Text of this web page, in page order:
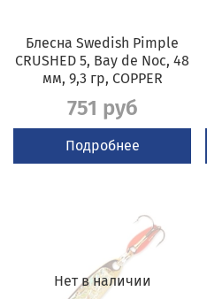
Блесна Swedish Pimple
CRUSHED 5, Bay de Noc, 48
мм, 9,3 гр, COPPER
751 руб
Подробнее
Нет в наличии